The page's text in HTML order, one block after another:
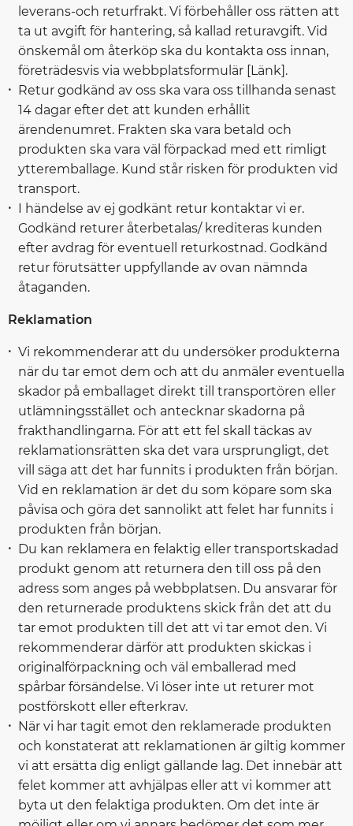
leverans-och returfrakt. Vi förbehåller oss rätten att
ta ut avgift för hantering, så kallad returavgift. Vid
önskemål om återköp ska du kontakta oss innan,
företrädesvis via webbplatsformulär [Länk].
Retur godkänd av oss ska vara oss tillhanda senast
14 dagar efter det att kunden erhållit
ärendenumret. Frakten ska vara betald och
produkten ska vara väl förpackad med ett rimligt
ytteremballage. Kund står risken för produkten vid
transport.
I händelse av ej godkänt retur kontaktar vi er.
Godkänd returer återbetalas/ krediteras kunden
efter avdrag för eventuell returkostnad. Godkänd
retur förutsätter uppfyllande av ovan nämnda
åtaganden.
Reklamation
Vi rekommenderar att du undersöker produkterna
när du tar emot dem och att du anmäler eventuella
skador på emballaget direkt till transportören eller
utlämningsstället och antecknar skadorna på
frakthandlingarna. För att ett fel skall täckas av
reklamationsrätten ska det vara ursprungligt, det
vill säga att det har funnits i produkten från början.
Vid en reklamation är det du som köpare som ska
påvisa och göra det sannolikt att felet har funnits i
produkten från början.
Du kan reklamera en felaktig eller transportskadad
produkt genom att returnera den till oss på den
adress som anges på webbplatsen. Du ansvarar för
den returnerade produktens skick från det att du
tar emot produkten till det att vi tar emot den. Vi
rekommenderar därför att produkten skickas i
originalförpackning och väl emballerad med
spårbar försändelse. Vi löser inte ut returer mot
postförskott eller efterkrav.
När vi har tagit emot den reklamerade produkten
och konstaterat att reklamationen är giltig kommer
vi att ersätta dig enligt gällande lag. Det innebär att
felet kommer att avhjälpas eller att vi kommer att
byta ut den felaktiga produkten. Om det inte är